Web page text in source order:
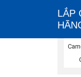
LẮP